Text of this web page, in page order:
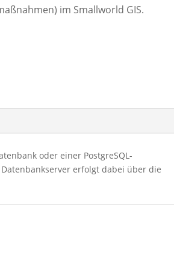
im Smallworld GIS.
oder einer PostgreSQL-
erfolgt dabei über die